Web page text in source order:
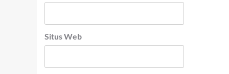
Situs Web